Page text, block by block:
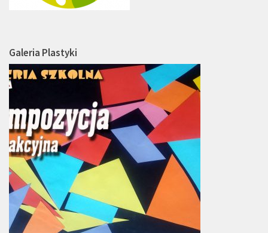
Galeria Plastyki